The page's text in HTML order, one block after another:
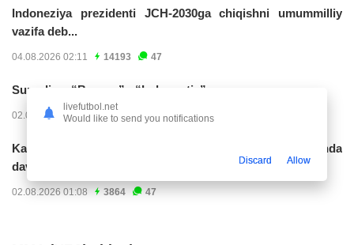
Indoneziya prezidenti JCH-2030ga chiqishni umummilliy
vazifa deb...
04.08.2026 02:11 14193 47
Superliga. “Buxoro” - “Lokomotiv”...
02.08.2026 03:08 7141 47
Kabo-verdelik darvozabon Vozinya faoliyatini Marokashda
davom ettirishi...
02.08.2026 01:08 3864 47
livefutbol.net
Would like to send you notifications
Discard Allow